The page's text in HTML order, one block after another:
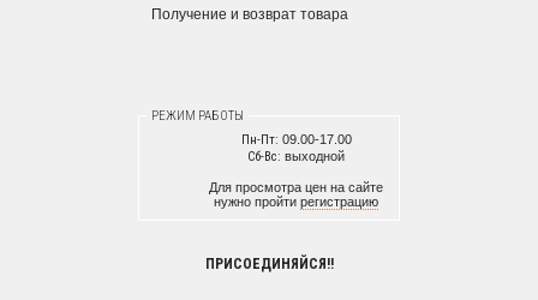
Получение и возврат товара
РЕЖИМ РАБОТЫ
Пн-Пт: 09.00-17.00
Сб-Вс: выходной
Для просмотра цен на сайте
нужно пройти регистрацию
ПРИСОЕДИНЯЙСЯ!!